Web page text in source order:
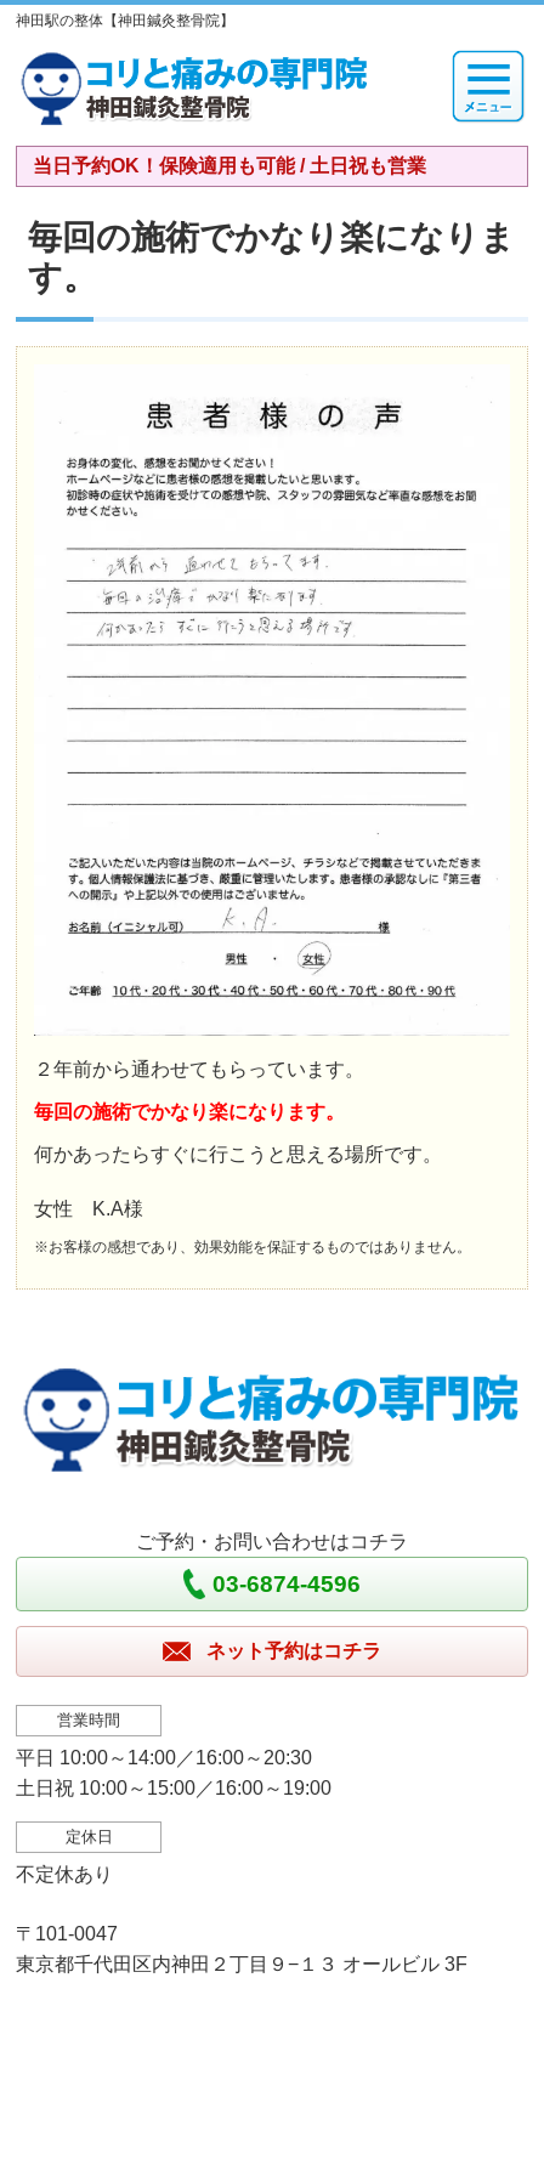
神田駅の整体【神田鍼灸整骨院】
当日予約OK！保険適用も可能 / 土日祝も営業
毎回の施術でかなり楽になりま
す。
２年前から通わせてもらっています。
毎回の施術でかなり楽になります。
何かあったらすぐに行こうと思える場所です。
女性 K.A様
※お客様の感想であり、効果効能を保証するものではありません。
ご予約・お問い合わせはコチラ
03-6874-4596
ネット予約はコチラ
営業時間
平日 10:00～14:00／16:00～20:30
土日祝 10:00～15:00／16:00～19:00
定休日
不定休あり
〒101-0047
東京都千代田区内神田２丁目９−１３ オールビル 3F